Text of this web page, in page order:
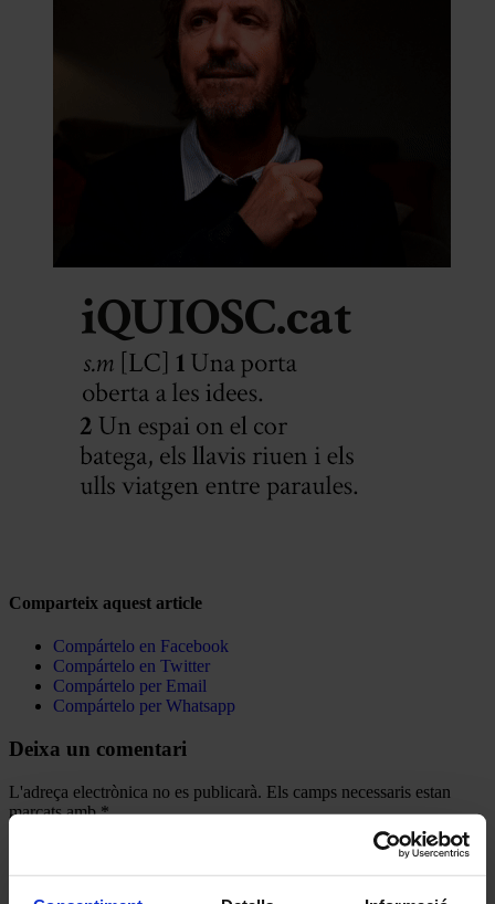
Comparteix aquest article
Compártelo en Facebook
Compártelo en Twitter
Compártelo per Email
Compártelo per Whatsapp
Deixa un comentari
L'adreça electrònica no es publicarà. Els camps necessaris estan
marcats amb*